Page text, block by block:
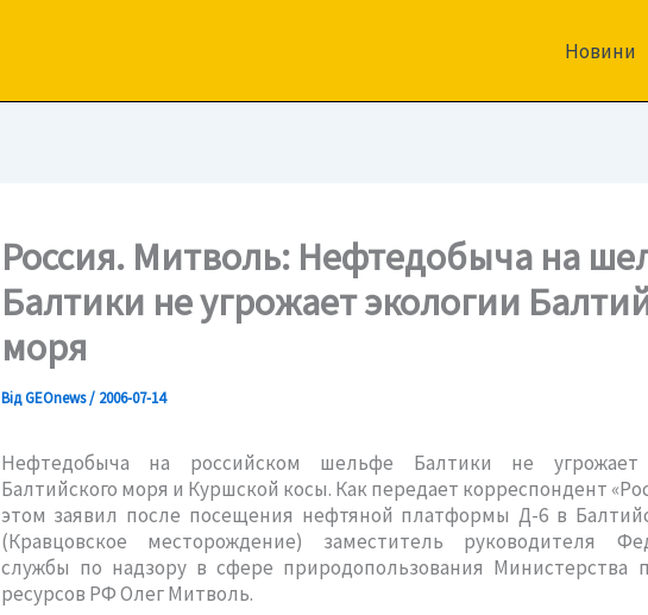
Новини
Россия. Митволь: Нефтедобыча на
Балтики не угрожает экологии
моря
ВідGEOnews/ 2006-07-14
Нефтедобыча на российском шельфе Балтики не угрожает
Балтийского моря и Куршской косы. Как передает корреспондент
этом заявил после посещения нефтяной платформы Д-6 в
(Кравцовское месторождение) заместитель руководителя
службы по надзору в сфере природопользования Министерства
ресурсов РФ Олег Митволь.